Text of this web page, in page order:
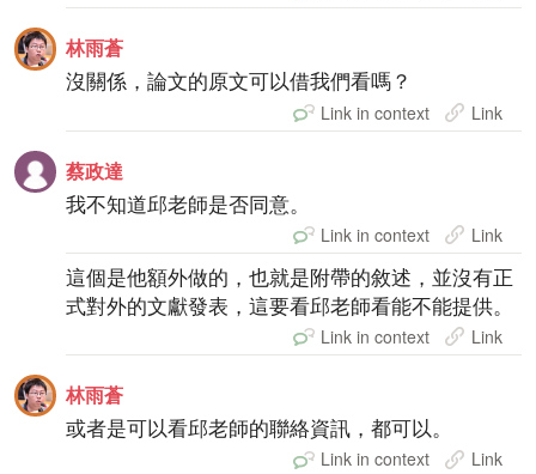
林雨蒼
沒關係，論文的原文可以借我們看嗎？
Link in context Link
蔡政達
我不知道邱老師是否同意。
Link in context Link
這個是他額外做的，也就是附帶的敘述，並沒有正
式對外的文獻發表，這要看邱老師看能不能提供。
Link in context Link
林雨蒼
或者是可以看邱老師的聯絡資訊，都可以。
Link in context Link